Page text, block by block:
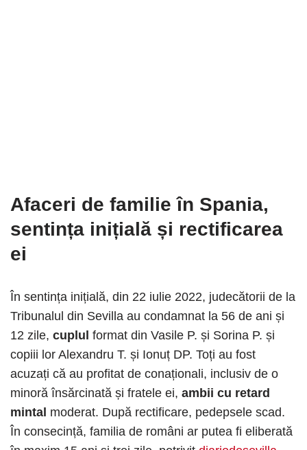
Afaceri de familie în Spania,
sentința inițială și rectificarea
ei
În sentința inițială, din 22 iulie 2022, judecătorii de la
Tribunalul din Sevilla au condamnat la 56 de ani și
12 zile, cuplul format din Vasile P. și Sorina P. și
copiii lor Alexandru T. și Ionuț DP. Toți au fost
acuzați că au profitat de conaționali, inclusiv de o
minoră însărcinată și fratele ei, ambii cu retard
mintal moderat. După rectificare, pedepsele scad.
În consecință, familia de români ar putea fi eliberată